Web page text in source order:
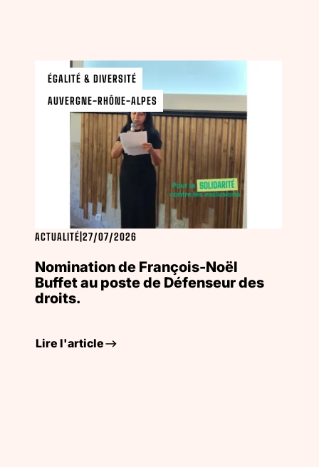
ÉGALITÉ & DIVERSITÉ
AUVERGNE-RHÔNE-ALPES
ACTUALITÉ |27/07/2026
Nomination de François-Noël
Buffet au poste de Défenseur des
droits.
Lire l'article